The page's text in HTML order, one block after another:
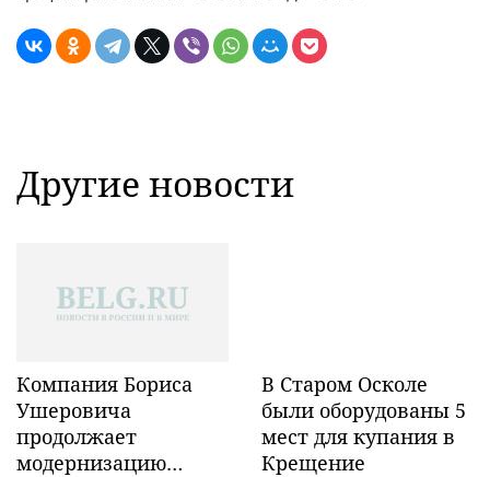
Другие новости
Компания Бориса
Ушеровича
продолжает
модернизацию
В Старом Осколе
были оборудованы 5
мест для купания в
Крещение